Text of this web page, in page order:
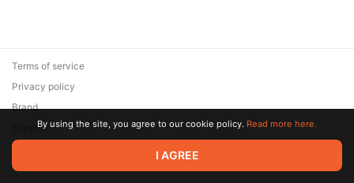
© 2026 Zaya Solutions Limited. All rights reserved. All trademarks
are the property of their respective owners.
Terms of service
Privacy policy
Brand
SupportBy using the site, you agree to our cookie policy. Read more here.
I AGREE